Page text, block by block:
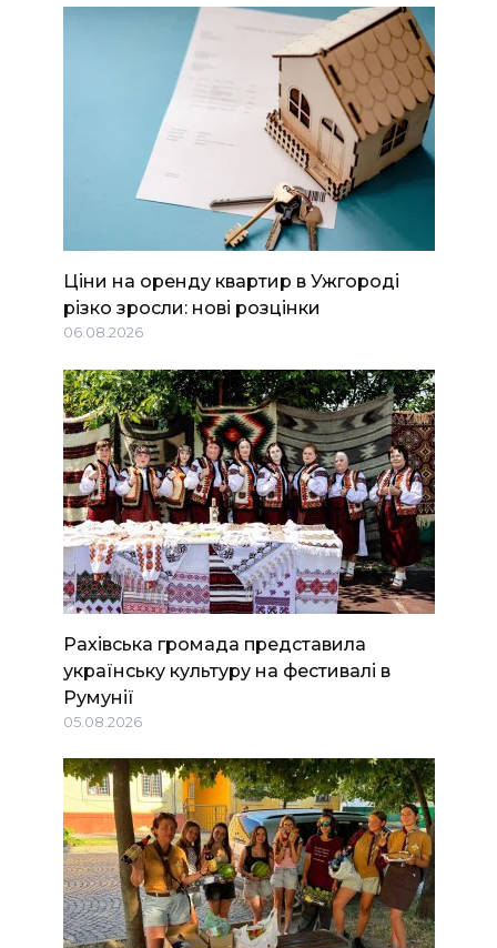
Ціни на оренду квартир в Ужгороді
різко зросли: нові розцінки
06.08.2026
Рахівська громада представила
українську культуру на фестивалі в
Румунії
05.08.2026